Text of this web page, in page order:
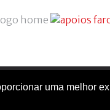
uma melhor